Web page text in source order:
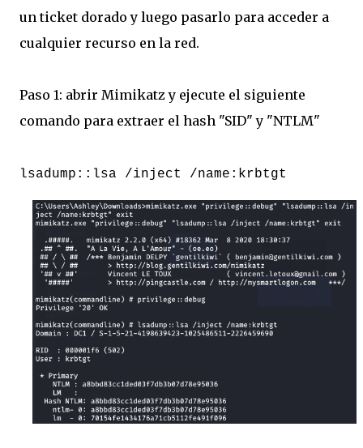
un ticket dorado y luego pasarlo para acceder a
cualquier recurso en la red.
Paso 1: abrir Mimikatz y ejecute el siguiente
comando para extraer el hash "SID" y "NTLM"
lsadump::lsa /inject /name:krbtgt